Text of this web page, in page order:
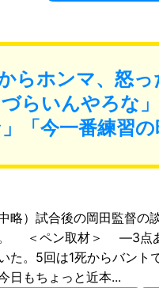
らホンマ、怒
らいんやろな
「今一番練習
中略）試合後の岡田監督の
＜ペン取材＞ ―3点あ
た。5回は1死からバン
今日もちょっと近本...